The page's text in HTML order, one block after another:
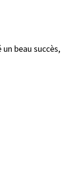
beau succès,